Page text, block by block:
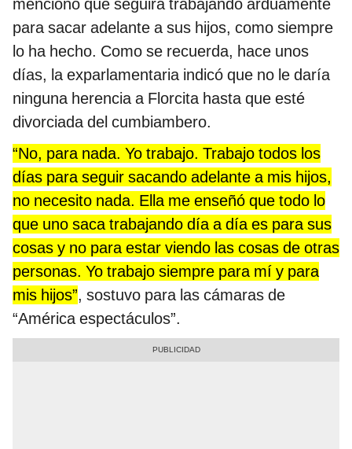
mencionó que seguirá trabajando arduamente
para sacar adelante a sus hijos, como siempre
lo ha hecho. Como se recuerda, hace unos
días, la exparlamentaria indicó que no le daría
ninguna herencia a Florcita hasta que esté
divorciada del cumbiambero.
“No, para nada. Yo trabajo. Trabajo todos los
días para seguir sacando adelante a mis hijos,
no necesito nada. Ella me enseñó que todo lo
que uno saca trabajando día a día es para sus
cosas y no para estar viendo las cosas de otras
personas. Yo trabajo siempre para mí y para
mis hijos”, sostuvo para las cámaras de
“América espectáculos”.